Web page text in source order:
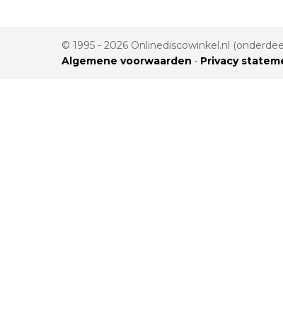
© 1995 - 2026 Onlinediscowinkel.nl
Algemene voorwaarden • Privacy